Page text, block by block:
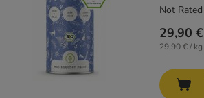
29,90 €
29,90 € / kg
Not Rated